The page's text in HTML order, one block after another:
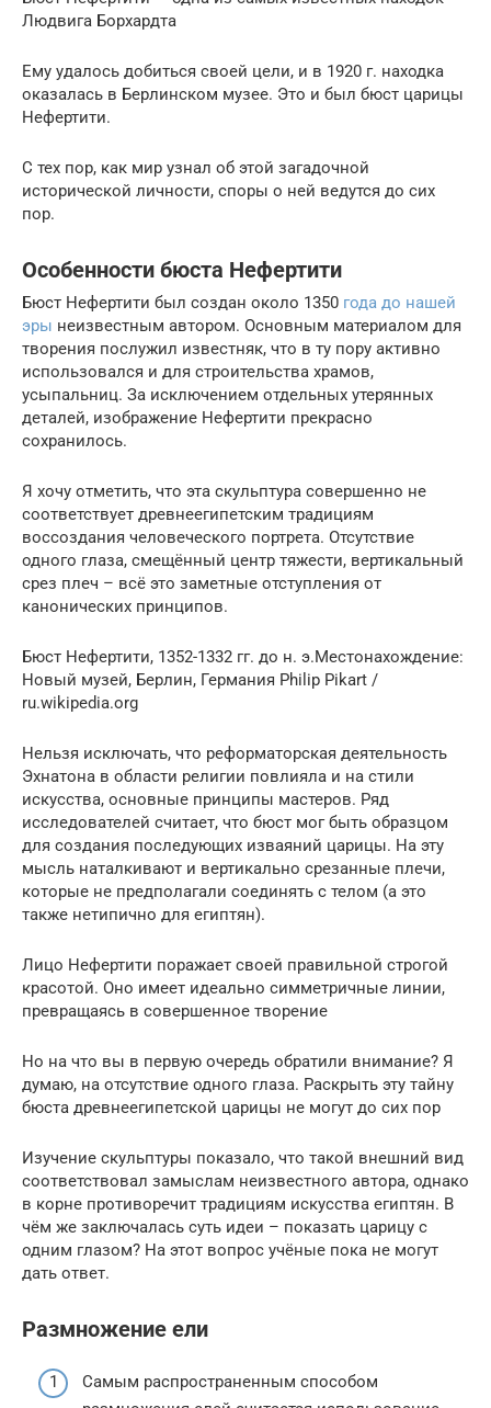
Людвига Борхардта
Ему удалось добиться своей цели, и в 1920 г. находка
оказалась в Берлинском музее. Это и был бюст царицы
Нефертити.
С тех пор, как мир узнал об этой загадочной
исторической личности, споры о ней ведутся до сих
пор.
Особенности бюста Нефертити
Бюст Нефертити был создан около 1350 года до нашей
эры неизвестным автором. Основным материалом для
творения послужил известняк, что в ту пору активно
использовался и для строительства храмов,
усыпальниц. За исключением отдельных утерянных
деталей, изображение Нефертити прекрасно
сохранилось.
Я хочу отметить, что эта скульптура совершенно не
соответствует древнеегипетским традициям
воссоздания человеческого портрета. Отсутствие
одного глаза, смещённый центр тяжести, вертикальный
срез плеч – всё это заметные отступления от
канонических принципов.
Бюст Нефертити, 1352-1332 гг. до н. э.Местонахождение:
Новый музей, Берлин, Германия Philip Pikart /
ru.wikipedia.org
Нельзя исключать, что реформаторская деятельность
Эхнатона в области религии повлияла и на стили
искусства, основные принципы мастеров. Ряд
исследователей считает, что бюст мог быть образцом
для создания последующих изваяний царицы. На эту
мысль наталкивают и вертикально срезанные плечи,
которые не предполагали соединять с телом (а это
также нетипично для египтян).
Лицо Нефертити поражает своей правильной строгой
красотой. Оно имеет идеально симметричные линии,
превращаясь в совершенное творение
Но на что вы в первую очередь обратили внимание? Я
думаю, на отсутствие одного глаза. Раскрыть эту тайну
бюста древнеегипетской царицы не могут до сих пор
Изучение скульптуры показало, что такой внешний вид
соответствовал замыслам неизвестного автора, однако
в корне противоречит традициям искусства египтян. В
чём же заключалась суть идеи – показать царицу с
одним глазом? На этот вопрос учёные пока не могут
дать ответ.
Размножение ели
Самым распространенным способом